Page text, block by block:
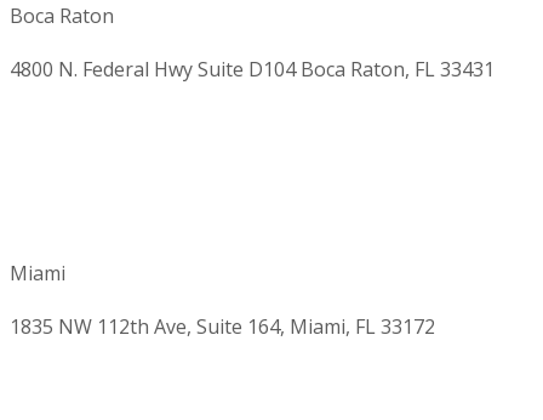
Boca Raton
4800 N. Federal Hwy Suite D104 Boca Raton, FL 33431
Miami
1835 NW 112th Ave, Suite 164, Miami, FL 33172